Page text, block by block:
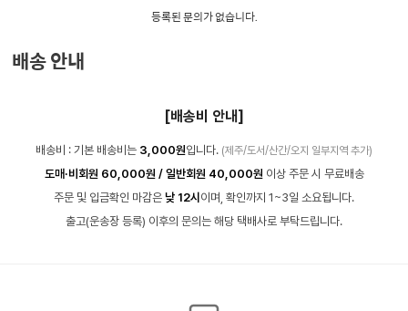
등록된 문의가 없습니다.
배송 안내
[배송비 안내]
배송비 : 기본 배송비는 3,000원입니다. (제주/도서/산간/오지 일부지역 추가)
도매·비회원 60,000원 / 일반회원 40,000원 이상 주문 시 무료배송
주문 및 입금확인 마감은 낮 12시 이며, 확인까지 1~3일 소요됩니다.
출고(운송장 등록) 이후의 문의는 해당 택배사로 부탁드립니다.